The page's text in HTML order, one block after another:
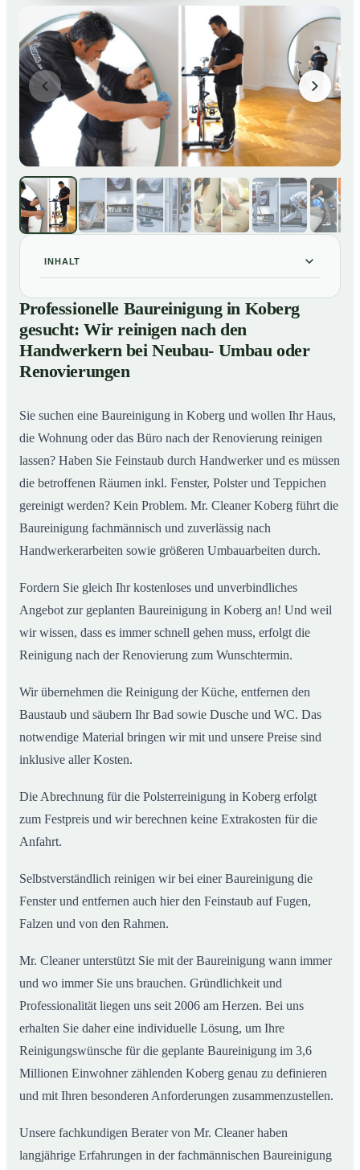
INHALT
01 Professionelle Baureinigung in Koberg gesucht: Wir
reinigen nach den Handwerkern bei Neubau- Umbau
oder Renovierungen
02Baureinigung in Koberg – Profis im Einsatz
Professionelle Baureinigung in Koberg
gesucht: Wir reinigen nach den
Handwerkern bei Neubau- Umbau oder
Renovierungen
Sie suchen eine Baureinigung in Koberg und wollen Ihr Haus,
die Wohnung oder das Büro nach der Renovierung reinigen
lassen? Haben Sie Feinstaub durch Handwerker und es müssen
die betroffenen Räumen inkl. Fenster, Polster und Teppichen
gereinigt werden? Kein Problem. Mr. Cleaner Koberg führt die
Baureinigung fachmännisch und zuverlässig nach
Handwerkerarbeiten sowie größeren Umbauarbeiten durch.
Fordern Sie gleich Ihr kostenloses und unverbindliches
Angebot zur geplanten Baureinigung in Koberg an! Und weil
wir wissen, dass es immer schnell gehen muss, erfolgt die
Reinigung nach der Renovierung zum Wunschtermin.
Wir übernehmen die Reinigung der Küche, entfernen den
Baustaub und säubern Ihr Bad sowie Dusche und WC. Das
notwendige Material bringen wir mit und unsere Preise sind
inklusive aller Kosten.
Die Abrechnung für die Polsterreinigung in Koberg erfolgt
zum Festpreis und wir berechnen keine Extrakosten für die
Anfahrt.
Selbstverständlich reinigen wir bei einer Baureinigung die
Fenster und entfernen auch hier den Feinstaub auf Fugen,
Falzen und von den Rahmen.
Mr. Cleaner unterstützt Sie mit der Baureinigung wann immer
und wo immer Sie uns brauchen. Gründlichkeit und
Professionalität liegen uns seit 2006 am Herzen. Bei uns
erhalten Sie daher eine individuelle Lösung, um Ihre
Reinigungswünsche für die geplante Baureinigung im 3,6
Millionen Einwohner zählenden Koberg genau zu definieren
und mit Ihren besonderen Anforderungen zusammenzustellen.
Unsere fachkundigen Berater von Mr. Cleaner haben
langjährige Erfahrungen in der fachmännischen Baureinigung